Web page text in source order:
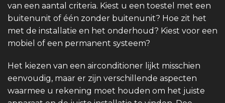
van een aantal criteria. Kiest u een toestel met een
buitenunit of één zonder buitenunit? Hoe zit het
met de installatie en het onderhoud? Kiest voor een
mobiel of een permanent systeem?
Het kiezen van een airconditioner lijkt misschien
eenvoudig, maar er zijn verschillende aspecten
waarmee u rekening moet houden om het juiste